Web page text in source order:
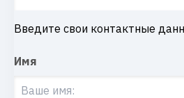
Введите свои контактные
Имя